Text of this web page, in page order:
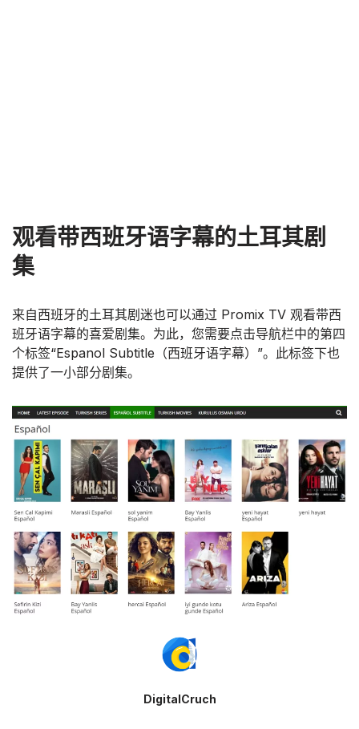
观看带西班牙语字幕的土耳其剧
集
来自西班牙的土耳其剧迷也可以通过 Promix TV 观看带西
班牙语字幕的喜爱剧集。为此，您需要点击导航栏中的第四
个标签“Espanol Subtitle（西班牙语字幕）”。此标签下也
提供了一小部分剧集。
DigitalCruch